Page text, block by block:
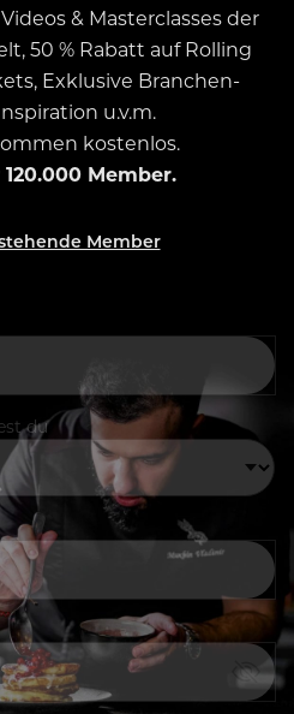
& Masterclasses der
50 % Rabatt auf Rolling
Exklusive Branchen-
u.v.m.
kostenlos.
Member.
Member
du